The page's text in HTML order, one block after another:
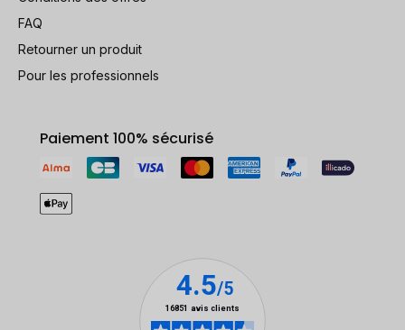
FAQ
Retourner un produit
Pour les professionnels
Paiement 100% sécurisé